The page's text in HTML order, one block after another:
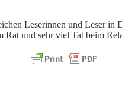
Leserinnen und Leser
und sehr viel Tat beim